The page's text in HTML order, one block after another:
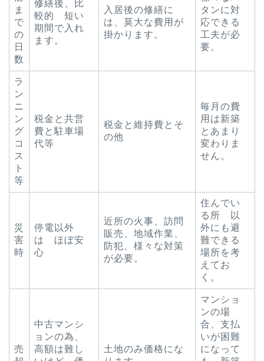
ま
で
の
日
数
修繕後、比
較的 短い
期間で入れ
ます。
入居後の修繕に
は、莫大な費用が
掛かります。
タンに対
応できる
工夫が必
要。
ラ
ン
ニ
ン
グ
コ
ス
ト
等
税金と共営
費と駐車場
代等
税金と維持費とそ
の他
毎月の費
用は新築
とあまり
変わりま
せん。
災
害
時
停電以外
は ほぼ安
心
近所の火事、訪問
販売、地域作業、
防犯、様々な対策
が必要。
住んでい
る所 以
外にも避
難できる
場所を考
えてお
く。
売
中古マンシ
ョンの為、
高額は難し
土地のみ価格にな
マンショ
ンの場
合、支払
いが困難
になって